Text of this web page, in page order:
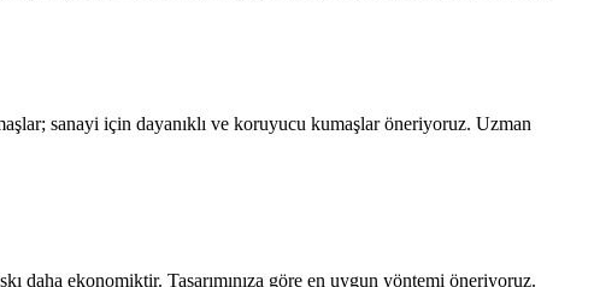
sanayi için dayanıklı ve koruyucu kumaşlar öneriyoruz. Uzman
daha ekonomiktir. Tasarımınıza göre en uygun yöntemi öneriyoruz.